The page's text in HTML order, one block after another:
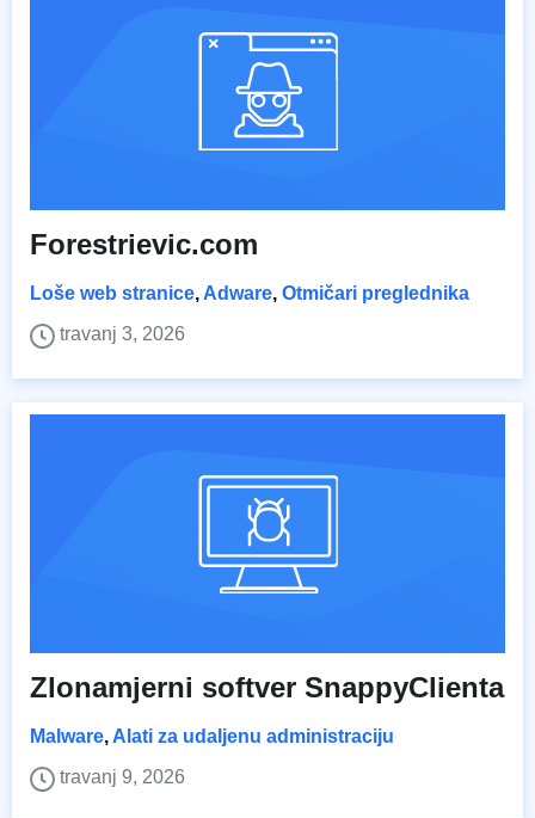
Forestrievic.com
Loše web stranice, Adware, Otmičari preglednika
travanj 3, 2026
Zlonamjerni softver SnappyClienta
Malware, Alati za udaljenu administraciju
travanj 9, 2026